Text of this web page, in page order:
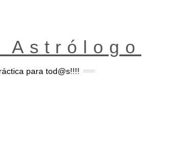
Astrólogo
para tod@s!!!!